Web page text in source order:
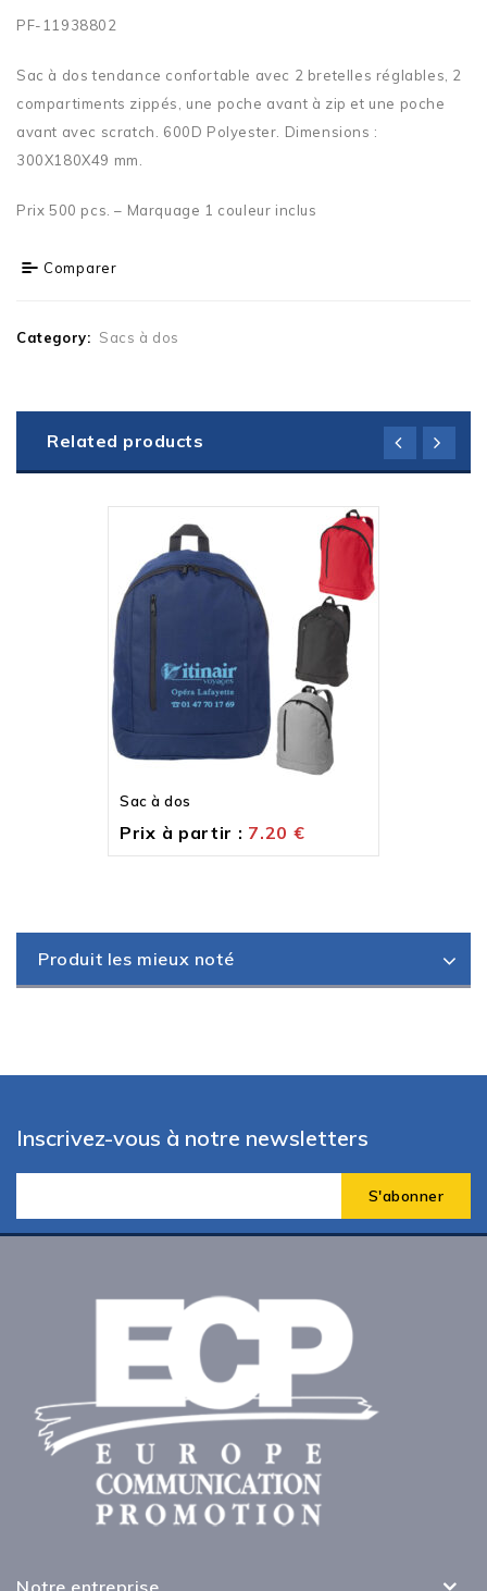
PF-11938802
Sac à dos tendance confortable avec 2 bretelles réglables, 2
compartiments zippés, une poche avant à zip et une poche
avant avec scratch. 600D Polyester. Dimensions :
300X180X49 mm.
Prix 500 pcs. – Marquage 1 couleur inclus
Comparer
Category: Sacs à dos
Related products
Sac à dos
Prix à partir : 7.20 €
Produit les mieux noté
Inscrivez-vous à notre newsletters
Notre entreprise